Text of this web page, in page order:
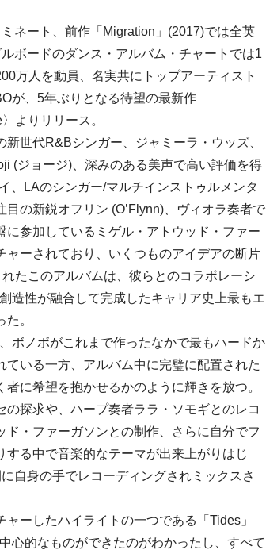
ネート、前作「Migration」(2017)では全英
ボードのダンス・アルバム・チャートでは1
万人を動員、名実共にトップアーティスト
が、5年ぶりとなる待望の最新作
よりリリース。
世代R&Bシンガー、ジャミーラ・ウッズ、
(ジョージ)、深みのある美声で高い評価を得
、LAのシンガー/マルチインストゥルメンタ
目の新鋭オフリン (O’Flynn)、ヴィオラ奏者で
に参加しているミゲル・アトウッド・ファー
ャーされており、いくつものアイデアの断片
たこのアルバムは、彼らとのコラボレーシ
造性が融合して完成したキャリア史上最もエ
。
ボノボがこれまで作ったなかで最もハードか
ている一方、アルバム中に完璧に配置された
に希望を抱かせるかのように輝きを放つ。
の探求や、ハープ奏者ララ・ソモギとのレコ
ド・ファーガソンとの制作、さらに自分でフ
する中で音楽的なテーマが出来上がりはじ
自身の手でレコーディングされミックスさ
ーしたハイライトの一つである「Tides」
心的なものができたのがわかったし、すべて